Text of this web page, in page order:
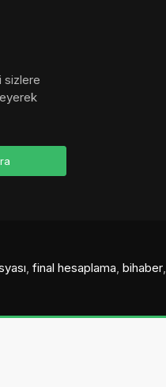
sizlere
, final hesaplama, bihaber,